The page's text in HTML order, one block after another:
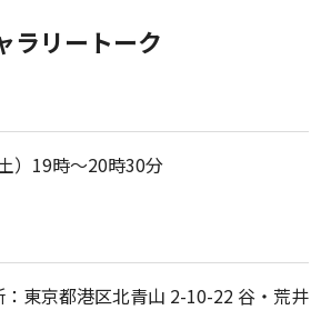
ラリートーク
）19時～20時30分
東京都港区北青山 2-10-22 谷・荒井